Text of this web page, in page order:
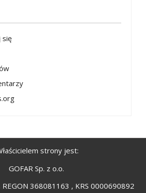
się
strony jest:
GOFAR Sp. z o.o.
368081163 , KRS 0000690892